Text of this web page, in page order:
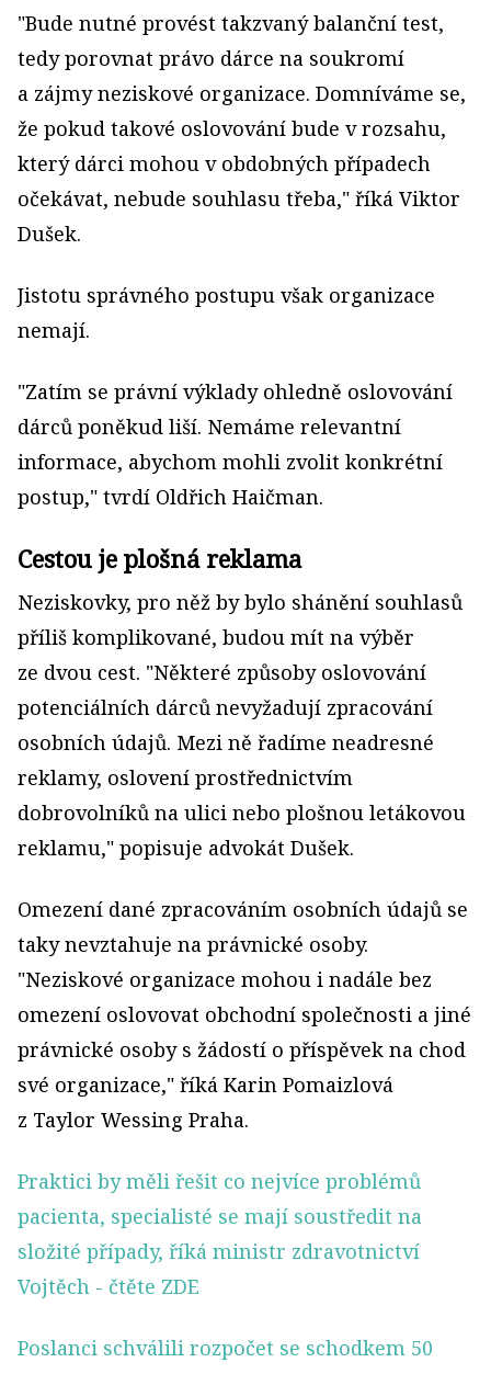
"Bude nutné provést takzvaný balanční test,
tedy porovnat právo dárce na soukromí
a zájmy neziskové organizace. Domníváme se,
že pokud takové oslovování bude v rozsahu,
který dárci mohou v obdobných případech
očekávat, nebude souhlasu třeba," říká Viktor
Dušek.
Jistotu správného postupu však organizace
nemají.
"Zatím se právní výklady ohledně oslovování
dárců poněkud liší. Nemáme relevantní
informace, abychom mohli zvolit konkrétní
postup," tvrdí Oldřich Haičman.
Cestou je plošná reklama
Neziskovky, pro něž by bylo shánění souhlasů
příliš komplikované, budou mít na výběr
ze dvou cest. "Některé způsoby oslovování
potenciálních dárců nevyžadují zpracování
osobních údajů. Mezi ně řadíme neadresné
reklamy, oslovení prostřednictvím
dobrovolníků na ulici nebo plošnou letákovou
reklamu," popisuje advokát Dušek.
Omezení dané zpracováním osobních údajů se
taky nevztahuje na právnické osoby.
"Neziskové organizace mohou i nadále bez
omezení oslovovat obchodní společnosti a jiné
právnické osoby s žádostí o příspěvek na chod
své organizace," říká Karin Pomaizlová
z Taylor Wessing Praha.
Praktici by měli řešit co nejvíce problémů
pacienta, specialisté se mají soustředit na
složité případy, říká ministr zdravotnictví
Vojtěch - čtěte ZDE
Poslanci schválili rozpočet se schodkem 50